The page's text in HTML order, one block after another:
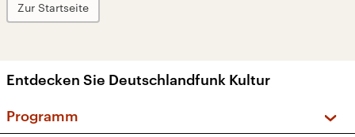
Zur Startseite
Entdecken Sie Deutschlandfunk Kultur
Programm